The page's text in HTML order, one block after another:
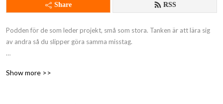
Share RSS
Podden för de som leder projekt, små som stora. Tanken är att lära sig
av andra så du slipper göra samma misstag.
vattenfallsmodell, dessa utmaningar och dess lösningar går vi igenom i
Show more >>